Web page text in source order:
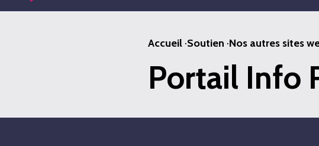
Accueil·Soutien ·Nos autres sites
Portail Info